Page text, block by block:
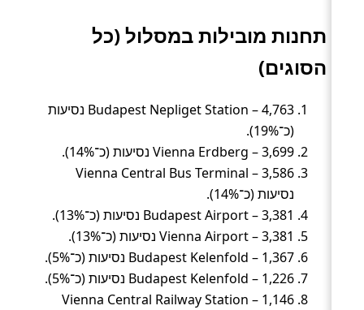
תחנות מובילות במסלול (כל
הסוגים)
Budapest Nepliget Station – 4,763 נסיעות
(כ־19%).
Vienna Erdberg – 3,699 נסיעות (כ־14%).
Vienna Central Bus Terminal – 3,586
נסיעות (כ־14%).
Budapest Airport – 3,381 נסיעות (כ־13%).
Vienna Airport – 3,381 נסיעות (כ־13%).
Budapest Kelenfold – 1,367 נסיעות (כ־5%).
Budapest Kelenfold – 1,226 נסיעות (כ־5%).
Vienna Central Railway Station – 1,146